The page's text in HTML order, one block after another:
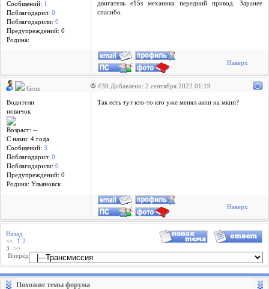
Сообщений: 1
Поблагодарил: 0
Поблагодарили: 0
Предупреждений: 0
Родина:
двигатель e15s механика передний привод. Заранее
спасибо.
Наверх
Groz #39 Добавлено: 2 сентября 2022 01:19
Водители
новичок
Возраст: --
С нами: 4 года
Сообщений: 3
Поблагодарил: 0
Поблагодарили: 0
Предупреждений: 0
Родина: Ульяновск
Так есть тут кто-то кто уже менял акпп на мкпп?
Наверх
Назад
<< 1 2
3 >>
Вперёд
Похожие темы форума